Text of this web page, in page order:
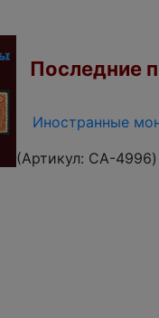
Последние
Иностранные
(Артикул: CA-4996)